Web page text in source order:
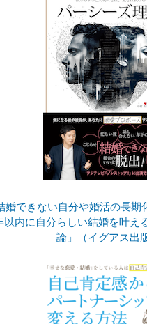
婚できない自分や婚活の長期
以内に自分らしい結婚を叶え
論」（イグアス出